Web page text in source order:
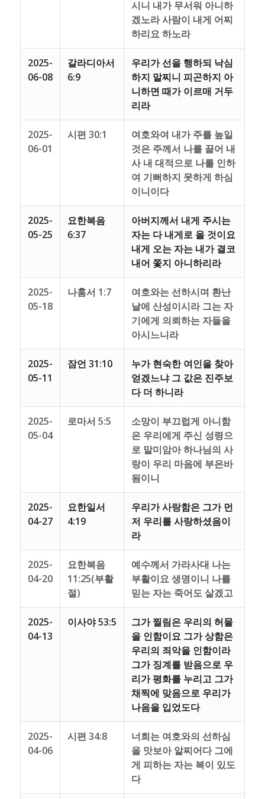
시니 내가 무서워 아니하
겠노라 사람이 내게 어찌
하리요 하노라
2025-
06-08
갈라디아서
6:9
우리가 선을 행하되 낙심
하지 말찌니 피곤하지 아
니하면 때가 이르매 거두
리라
2025-
06-01
시편 30:1
여호와여 내가 주를 높일
것은 주께서 나를 끌어 내
사 내 대적으로 나를 인하
여 기뻐하지 못하게 하심
이니이다
2025-
05-25
요한복음
6:37
아버지께서 내게 주시는
자는 다 내게로 올 것이요
내게 오는 자는 내가 결코
내어 쫓지 아니하리라
2025-
05-18
나훔서 1:7
여호와는 선하시며 환난
날에 산성이시라 그는 자
기에게 의뢰하는 자들을
아시느니라
2025-
05-11
잠언 31:10
누가 현숙한 여인을 찾아
얻겠느냐 그 값은 진주보
다 더 하니라
2025-
05-04
로마서 5:5
소망이 부끄럽게 아니함
은 우리에게 주신 성령으
로 말미암아 하나님의 사
랑이 우리 마음에 부은바
됨이니
2025-
04-27
요한일서
4:19
우리가 사랑함은 그가 먼
저 우리를 사랑하셨음이
라
2025-
04-20
요한복음
11:25(부활
절)
예수께서 가라사대 나는
부활이요 생명이니 나를
믿는 자는 죽어도 살겠고
2025-
04-13
이사야 53:5
그가 찔림은 우리의 허물
을 인함이요 그가 상함은
우리의 죄악을 인함이라
그가 징계를 받음으로 우
리가 평화를 누리고 그가
채찍에 맞음으로 우리가
나음을 입었도다
2025-
04-06
시편 34:8
너희는 여호와의 선하심
을 맛보아 알찌어다 그에
게 피하는 자는 복이 있도
다